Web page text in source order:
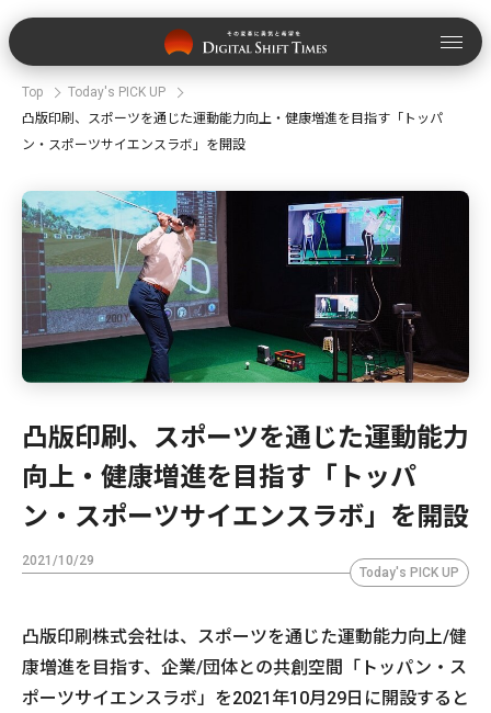
Top
Today's PICK UP
凸版印刷、スポーツを通じた運動能力向上・健康増進を目指す「トッパ
ン・スポーツサイエンスラボ」を開設
凸版印刷、スポーツを通じた運動能力
向上・健康増進を目指す「トッパ
ン・スポーツサイエンスラボ」を開設
2021/10/29
Today's PICK UP
凸版印刷株式会社は、スポーツを通じた運動能力向上/健
康増進を目指す、企業/団体との共創空間「トッパン・ス
ポーツサイエンスラボ」を2021年10月29日に開設すると